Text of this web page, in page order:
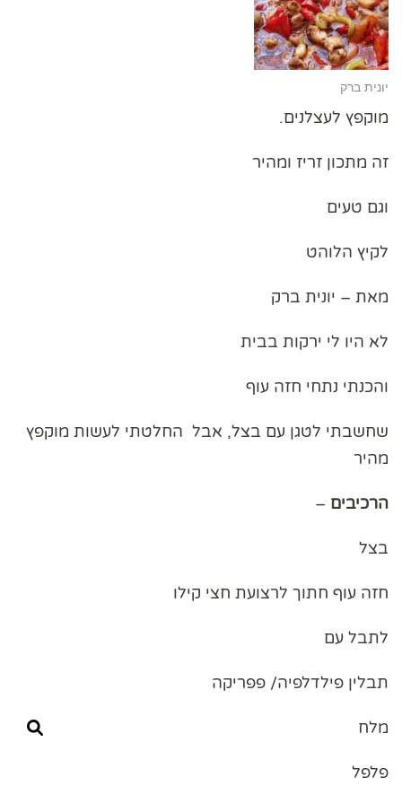
יונית ברק
מוקפץ לעצלנים.
זה מתכון זריז ומהיר
וגם טעים
לקיץ הלוהט
מאת – יונית ברק
לא היו לי ירקות בבית
והכנתי נתחי חזה עוף
שחשבתי לטגן עם בצל, אבל החלטתי לעשות מוקפץ
מהיר
הרכיבים –
בצל
חזה עוף חתוך לרצועת חצי קילו
לתבל עם
תבלין פילדלפיה/ פפריקה
מלח
פלפל